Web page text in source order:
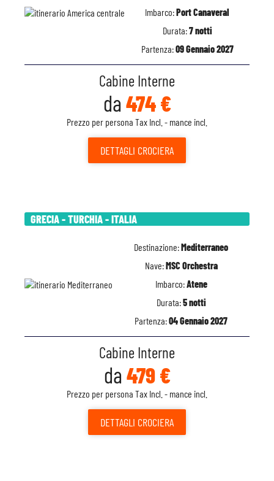
Imbarco:Port Canaveral
Durata:7 notti
Partenza:09 Gennaio 2027
Cabine Interne
da 474 €
Prezzo per persona Tax Incl. - mance incl.
DETTAGLI CROCIERA
GRECIA - TURCHIA - ITALIA
Destinazione:Mediterraneo
Nave:MSC Orchestra
Imbarco:Atene
Durata:5 notti
Partenza:04 Gennaio 2027
Cabine Interne
da 479 €
Prezzo per persona Tax Incl. - mance incl.
DETTAGLI CROCIERA